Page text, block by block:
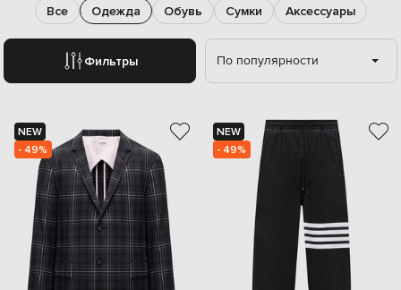
Фильтры
Все Одежда Обувь Сумки Аксессуары
По популярности
NEW
- 49%
NEW
- 49%